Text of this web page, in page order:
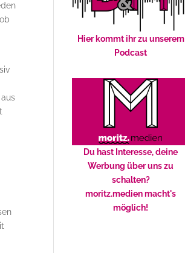
Hier kommt ihr zu unserem
Podcast
Du hast Interesse, deine
Werbung über uns zu
schalten?
moritz.medien macht's
möglich!